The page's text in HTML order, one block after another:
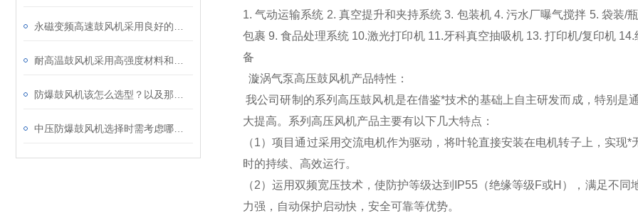
1. 气动运输系统 2. 真空提升和夹持系统 3. 包装机 4. 污水厂曝气搅拌 5. 袋装/
包裹 9. 食品处理系统 10.激光打印机 11.牙科真空抽吸机 13. 打印机/复印机
备
漩涡气泵高压鼓风机产品特性：
我公司研制的系列高压鼓风机是在借鉴*技术的基础上自主研发而成，特别是
大提高。系列高压风机产品主要有以下几大特点：
（1）项目通过采用交流电机作为驱动，将叶轮直接安装在电机转子上，实
时的持续、高效运行。
（2）运用双频宽压技术，使防护等级达到IP55（绝缘等级F或H），满足不
力强，自动保护启动快，安全可靠等优势。